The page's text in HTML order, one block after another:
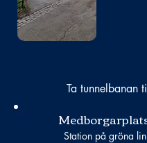
Ta tunnelbanan
Station på gröna